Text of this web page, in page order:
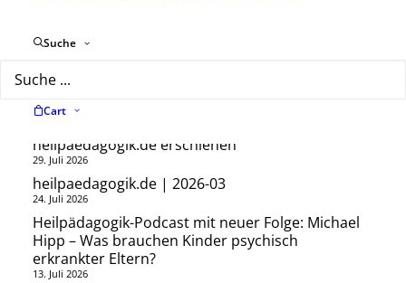
Suche
Cart
heilpaedagogik.de erschienen
29. Juli 2026
heilpaedagogik.de | 2026-03
24. Juli 2026
Heilpädagogik-Podcast mit neuer Folge: Michael
Hipp – Was brauchen Kinder psychisch
erkrankter Eltern?
13. Juli 2026